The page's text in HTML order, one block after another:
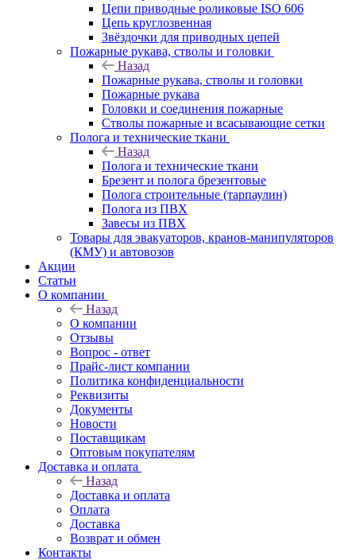
Цепи приводные роликовые ISO 606
Цепь круглозвенная
Звёздочки для приводных цепей
Пожарные рукава, стволы и головки
Назад
Пожарные рукава, стволы и головки
Пожарные рукава
Головки и соединения пожарные
Стволы пожарные и всасывающие сетки
Полога и технические ткани
Назад
Полога и технические ткани
Брезент и полога брезентовые
Полога строительные (тарпаулин)
Полога из ПВХ
Завесы из ПВХ
Товары для эвакуаторов, кранов-манипуляторов
(КМУ) и автовозов
Акции
Статьи
О компании
Назад
О компании
Отзывы
Вопрос - ответ
Прайс-лист компании
Политика конфиденциальности
Реквизиты
Документы
Новости
Поставщикам
Оптовым покупателям
Доставка и оплата
Назад
Доставка и оплата
Оплата
Доставка
Возврат и обмен
Контакты